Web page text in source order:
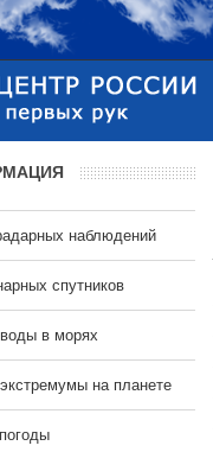
наблюдений
спутников
в морях
на планете